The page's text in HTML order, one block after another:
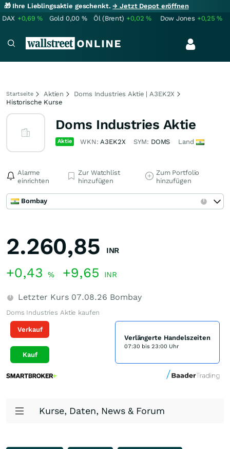
🎁 Ihre Lieblingsaktie geschenkt.→ Jetzt Depot eröffnen
DAX +0,69% Gold 0,00 % Öl (Brent) +0,02% Dow Jones +0,25%
Startseite Aktien
Doms Industries Aktie | A3EK2X
Historische Kurse
Doms Industries Aktie
Aktie WKN:A3EK2X SYM: DOMS Land
Alarme
einrichten
Zur Watchlist
hinzufügen
Zum Portfolio
hinzufügen
Bombay
2.260,85 INR
+0,43 % +9,65 INR
Letzter Kurs 07.08.26 Bombay
Doms Industries Aktie kaufen
Verkauf
Kauf
Verlängerte Handelszeiten
07:30 bis 23:00 Uhr
Kurse, Daten, News & Forum